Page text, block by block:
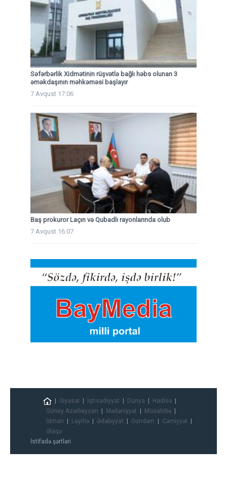
Səfərbərlik Xidmətinin rüşvətlə bağlı həbs olunan 3
əməkdaşının məhkəməsi başlayır
7 Avqust 17:06
Baş prokuror Laçın və Qubadlı rayonlarında olub
7 Avqust 16:07
Siyasət İqtisadiyyat Dünya
Hadisə
Güney Azərbaycan
Mədəniyyət
Müsahibə
İdman
Layihə Ədəbiyyat Gündəm
Cəmiyyət
Əlaqə
İstifadə şərtləri